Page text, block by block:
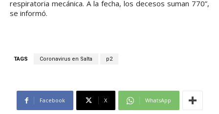
respiratoria mecánica. A la fecha, los decesos suman 770”,
se informó.
TAGS Coronavirus en Salta p2
Facebook X WhatsApp